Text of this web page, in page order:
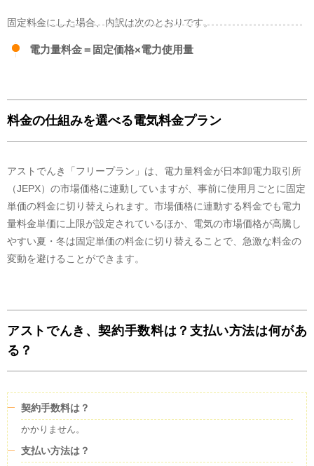
この電気には、水力、火力、原子力、FIT電気、再生可能エネルギーなどが
含まれます。
この電気には、他社から調達している電気の一部で発電所が特定できな
いもの等が含まれます。
温室効果ガス排出量
2024年度 のCO2排出係数(調整値
0.623kg
固定料金にした場合、内訳は次のとおりです。
電力量料金＝固定価格×電力使用量
料金の仕組みを選べる電気料金プラン
アストでんき「フリープラン」は、電力量料金が日本卸電力取引所
（JEPX）の市場価格に連動していますが、事前に使用月ごとに固定
単価の料金に切り替えられます。市場価格に連動する料金でも電力
量料金単価に上限が設定されているほか、電気の市場価格が高騰し
やすい夏・冬は固定単価の料金に切り替えることで、急激な料金の
変動を避けることができます。
アストでんき、契約手数料は？支払い方法は何があ
る？
契約手数料は？
かかりません。
支払い方法は？